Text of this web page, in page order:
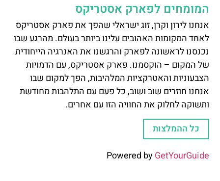
המומחים לפארק אסטריקס
אנחנו לירון וקרן, זוג ישראלי שהפך את פארק אסטריקס
לאחד המקומות האהובים עלינו ביותר בעולם. מהרגע שבו
נכנסנו לראשונה לפארק והרגשנו את האנרגיה הייחודית
של המקום – הוקסמנו. פארק אסטריקס, עם הדמויות
הצבעוניות והאטרקציות המלהיבות, הפך למקום שבו
אנחנו חוזרים שוב ושוב, כל פעם עם התלהבות מחודשת
ותשוקה לחלוק את החוויה הזו עם אחרים.
כל ההמלצות
Powered byGetYourGuide